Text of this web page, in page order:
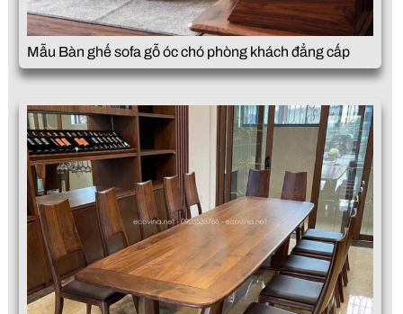
Mẫu Bàn ghế sofa gỗ óc chó phòng khách đẳng cấp